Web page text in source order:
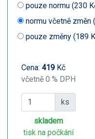
pouze normu (230
normu včetně změn
pouze změny (189
Cena: 419 Kč
včetně 0 % DPH
ks
skladem
tisk na počkání